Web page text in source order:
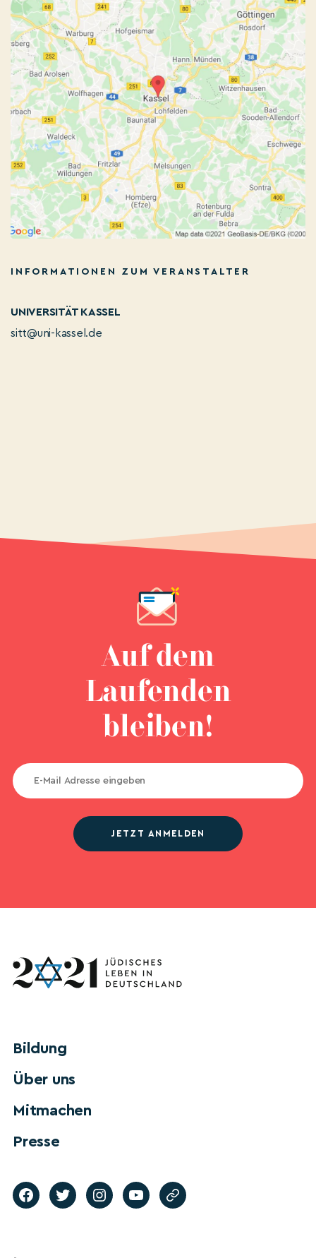
INFORMATIONEN ZUM VERANSTALTER
UNIVERSITÄT KASSEL
sitt@uni-kassel.de
Auf dem
Laufenden
bleiben!
JETZT ANMELDEN
Bildung
Über uns
Mitmachen
Presse